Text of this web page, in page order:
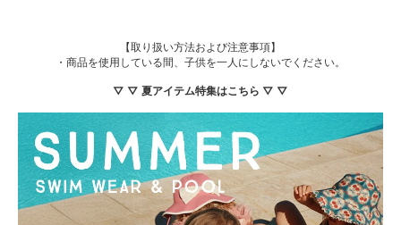
【取り扱い方法および注意事項】
・商品を使用している間、子供を一人にしないでください。
▽ ▽ 夏アイテム特集はこちら ▽ ▽